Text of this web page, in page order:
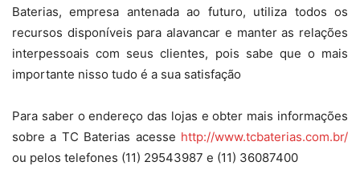
Baterias, empresa antenada ao futuro, utiliza todos os
recursos disponíveis para alavancar e manter as relações
interpessoais com seus clientes, pois sabe que o mais
importante nisso tudo é a sua satisfação
Para saber o endereço das lojas e obter mais informações
sobre a TC Baterias acesse http://www.tcbaterias.com.br/
ou pelos telefones (11) 29543987 e (11) 36087400